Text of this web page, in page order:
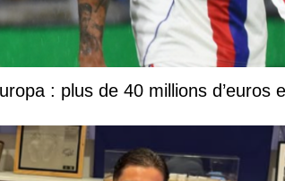
: plus de 40 millions d’euros